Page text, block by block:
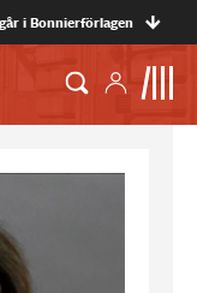
i Bonnierförlagen